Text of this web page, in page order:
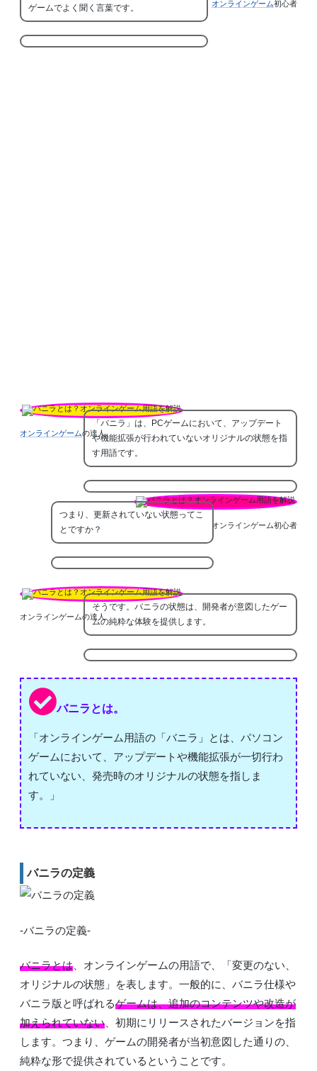
オンラインゲーム初心者
ゲームでよく聞く言葉です。
オンラインゲームの達人
「バニラ」は、PCゲームにおいて、アップデート
や機能拡張が行われていないオリジナルの状態を指
す用語です。
オンラインゲーム初心者
つまり、更新されていない状態ってこ
とですか？
オンラインゲームの達人
そうです。バニラの状態は、開発者が意図したゲー
ムの純粋な体験を提供します。
バニラとは。
「オンラインゲーム用語の「バニラ」とは、パソコン
ゲームにおいて、アップデートや機能拡張が一切行わ
れていない、発売時のオリジナルの状態を指しま
す。」
バニラの定義
-バニラの定義-
バニラとは 、オンラインゲームの用語で、「変更のない、
オリジナルの状態」を表します。一般的に、バニラ仕様や
バニラ版と呼ばれるゲームは、追加のコンテンツや改造が
加えられていない 、初期にリリースされたバージョンを指
します。つまり、ゲームの開発者が当初意図した通りの、
純粋な形で提供されているということです。